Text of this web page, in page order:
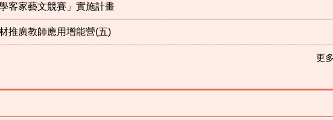
客家藝文競賽」實施計畫
推廣教師應用增能營(五)
更